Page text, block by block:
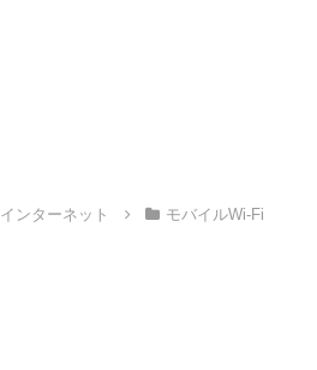
インターネット モバイルWi-Fi